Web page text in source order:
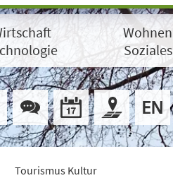
Wohnen
Soziales
Tourismus Kultur